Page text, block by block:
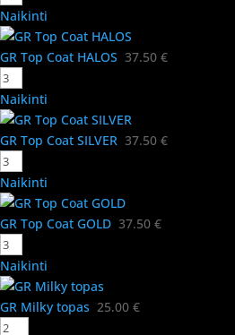
Naikinti
GR Top Coat HALOS 37.50 €
Naikinti
GR Top Coat SILVER 37.50 €
Naikinti
GR Top Coat GOLD 37.50 €
Naikinti
GR Milky topas 25.00 €